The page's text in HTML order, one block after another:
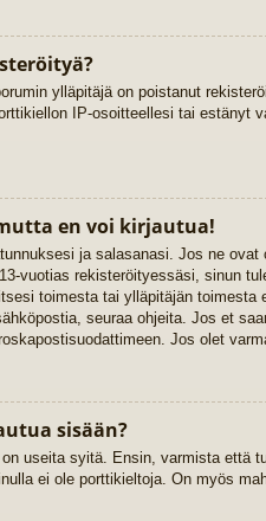
ylläpitäjä on poistanut
IP-osoitteellesi tai estänyt
en voi kirjautua!
ja salasanasi. Jos ne
vuotias rekisteröityessäsi, sinun
toimesta tai ylläpitäjän
seuraa ohjeita. Jos et
Jos olet
sisään?
useita syitä. Ensin, varmista että
ei ole porttikieltoja. On myös